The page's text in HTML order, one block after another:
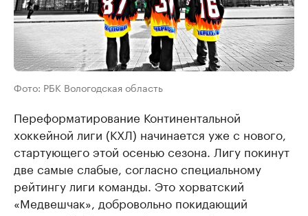
Фото: РБК Вологодская область
Переформатирование Континентальной
хоккейной лиги (КХЛ) начинается уже с нового,
стартующего этой осенью сезона. Лигу покинут
две самые слабые, согласно специальному
рейтингу лиги команды. Это хорватский
«Медвешчак», добровольно покидающий